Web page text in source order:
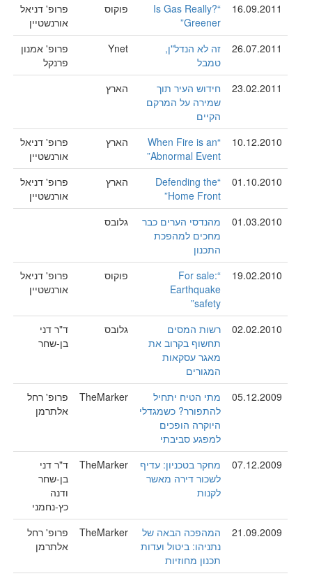
16.09.2011
“?Is Gas Really
Greener”
פוקוס
פרופ' דניאל
אורנשטיין
26.07.2011
זה לא הנדל"ן,
טמבל
Ynet
פרופ' אמנון
פרנקל
23.02.2011
חידוש העיר תוך
שמירה על המרקם
הקיים
הארץ
10.12.2010
“When Fire is an
Abnormal Event”
הארץ
פרופ' דניאל
אורנשטיין
01.10.2010
“Defending the
Home Front”
הארץ
פרופ' דניאל
אורנשטיין
01.03.2010
מהנדסי הערים כבר
מחכים למהפכת
התכנון
גלובס
19.02.2010
“For sale:
Earthquake
safety”
פוקוס
פרופ' דניאל
אורנשטיין
02.02.2010
רשות המסים
תחשוף בקרוב את
מאגר עסקאות
המגורים
גלובס
ד"ר דני
בן-שחר
05.12.2009
מתי הטיח יתחיל
להתפורר? כשמגדלי
היוקרה הופכים
למפגע סביבתי
TheMarker
פרופ' רחל
אלתרמן
07.12.2009
מחקר בטכניון: עדיף
לשכור דירה מאשר
לקנות
TheMarker
ד"ר דני
בן-שחר
ודנה
כץ-נחמני
21.09.2009
המהפכה הבאה של
נתניהו: ביטול ועדות
תכנון מחוזיות
TheMarker
פרופ' רחל
אלתרמן